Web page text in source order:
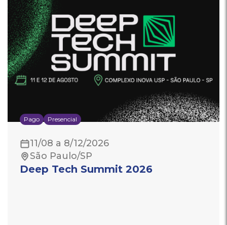
Pago Presencial
11/08 a 8/12/2026
São Paulo/SP
Deep Tech Summit 2026